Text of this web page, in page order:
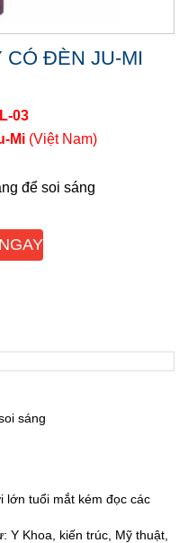
CÓ ĐÈN JU-MI
03
Mi (Việt Nam)
để soi sáng
sáng
lớn tuổi mắt kém đọc các
Y Khoa, kiến trúc, Mỹ thuật,